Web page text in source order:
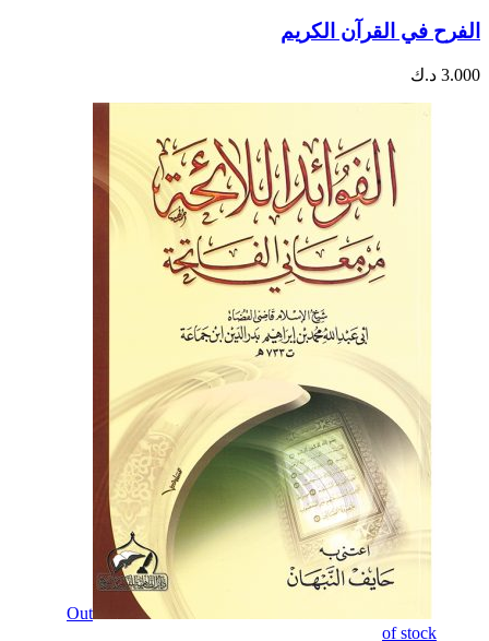
الفرح في القرآن الكريم
3.000 د.ك
Out
of stock